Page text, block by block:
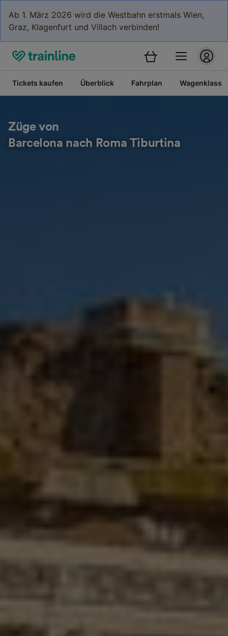
Ab 1. März 2026 wird die Westbahn erstmals Wien,
Graz, Klagenfurt und Villach verbinden!
Tickets kaufen Überblick Fahrplan
Züge von
Barcelona nach Roma Tiburtina